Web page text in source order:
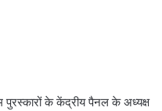
पुरस्कारों के केंद्रीय पैनल के अध्यक्ष